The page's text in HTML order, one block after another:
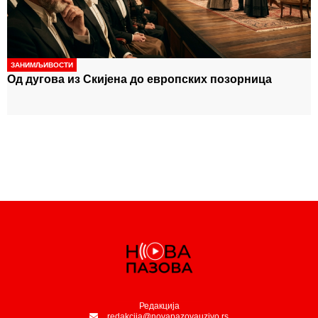
ЗАНИМЉИВОСТИ
Од дугова из Скијена до европских позорница
Редакција